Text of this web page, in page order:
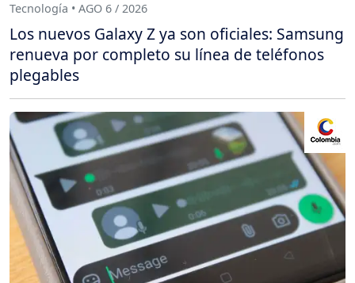
Tecnología • AGO 6 / 2026
Los nuevos Galaxy Z ya son oficiales: Samsung
renueva por completo su línea de teléfonos
plegables